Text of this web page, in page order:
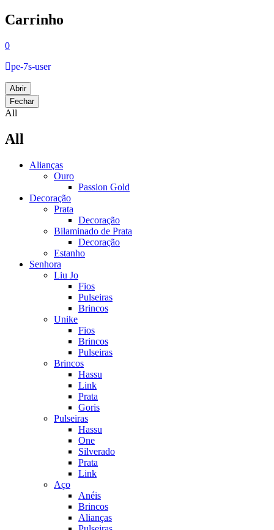
Carrinho
0
pe-7s-user
Abrir
Fechar
All
All
Alianças
Ouro
Passion Gold
Decoração
Prata
Decoração
Bilaminado de Prata
Decoração
Estanho
Senhora
Liu Jo
Fios
Pulseiras
Brincos
Unike
Fios
Brincos
Pulseiras
Brincos
Hassu
Link
Prata
Goris
Pulseiras
Hassu
One
Silverado
Prata
Link
Aço
Anéis
Brincos
Alianças